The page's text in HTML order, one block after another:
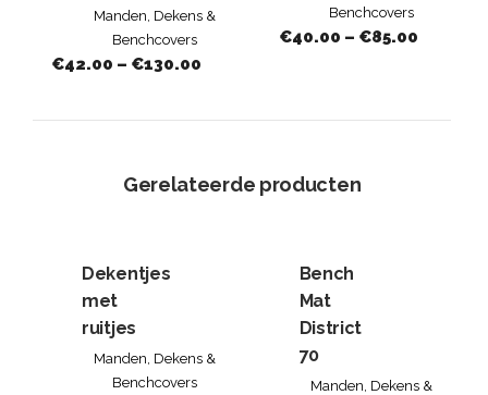
Manden, Dekens &
Benchcovers
€42.00 – €130.00
Benchcovers
€40.00 – €85.00
Gerelateerde producten
Dekentjes
met
ruitjes
Manden, Dekens &
Benchcovers
Bench
Mat
District
70
Manden, Dekens &